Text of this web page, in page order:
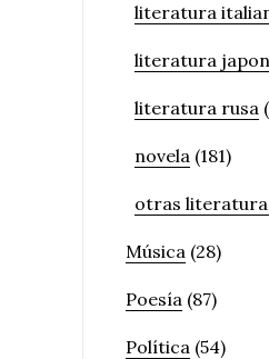
literatura
literatura
literatura rusa
novela (181)
otras
Música (28)
Poesía (87)
Política (54)